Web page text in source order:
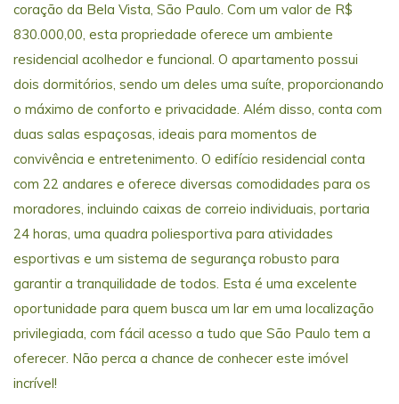
coração da Bela Vista, São Paulo. Com um valor de R$
830.000,00, esta propriedade oferece um ambiente
residencial acolhedor e funcional. O apartamento possui
dois dormitórios, sendo um deles uma suíte, proporcionando
o máximo de conforto e privacidade. Além disso, conta com
duas salas espaçosas, ideais para momentos de
convivência e entretenimento. O edifício residencial conta
com 22 andares e oferece diversas comodidades para os
moradores, incluindo caixas de correio individuais, portaria
24 horas, uma quadra poliesportiva para atividades
esportivas e um sistema de segurança robusto para
garantir a tranquilidade de todos. Esta é uma excelente
oportunidade para quem busca um lar em uma localização
privilegiada, com fácil acesso a tudo que São Paulo tem a
oferecer. Não perca a chance de conhecer este imóvel
incrível!